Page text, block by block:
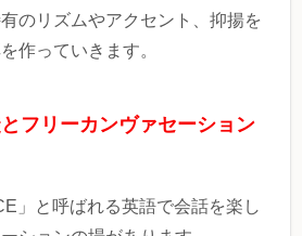
のリズムやアクセント、抑揚を
作っていきます。
フリーカンヴァセーション
」
と呼ばれる英語で会話を楽し